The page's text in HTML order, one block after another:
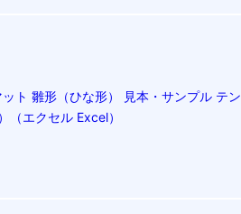
ト 雛形（ひな形） 見本・サンプル テ
（エクセル Excel）